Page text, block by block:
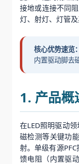
接地或连接不同
灯、射灯、灯管及
核心优势速览：
内置驱动脚去
1. 产品概
在LED照明驱动
磁检测等关键功
射。单级有源
馈电阻（内置驱